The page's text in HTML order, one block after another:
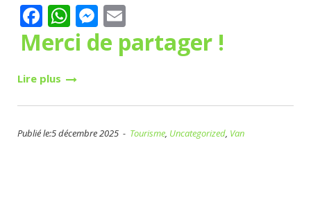
Facebook
WhatsApp
Messenger
Merci de partager !
Lire plus
Publié le:5 décembre 2025 - Tourisme, Uncategorized, Van